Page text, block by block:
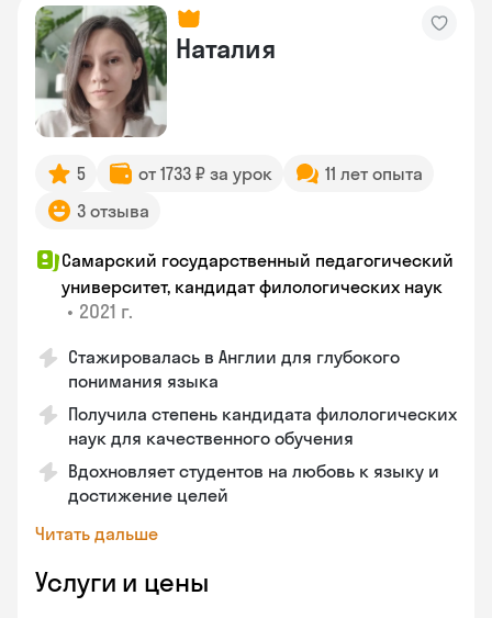
Наталия
5 от 1733 ₽ за урок
11 лет опыта
3 отзыва
Самарский государственный педагогический
университет, кандидат филологических наук
• 2021 г.
Стажировалась в Англии для глубокого
понимания языка
Получила степень кандидата филологических
наук для качественного обучения
Вдохновляет студентов на любовь к языку и
достижение целей
Читать дальше
Услуги и цены